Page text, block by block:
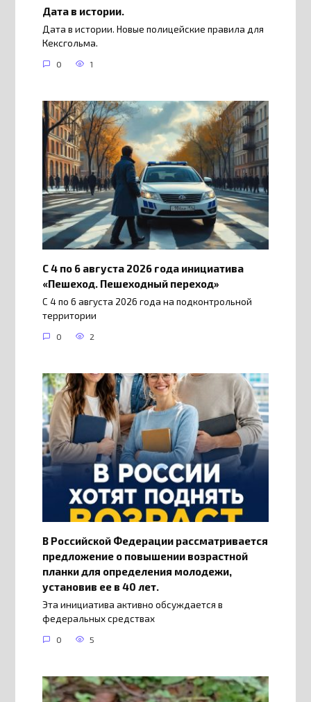
Дата в истории.
Дата в истории. Новые полицейские правила для
Кексгольма.
0 1
С 4 по 6 августа 2026 года инициатива
«Пешеход. Пешеходный переход»
С 4 по 6 августа 2026 года на подконтрольной
территории
0 2
В Российской Федерации рассматривается
предложение о повышении возрастной
планки для определения молодежи,
установив ее в 40 лет.
Эта инициатива активно обсуждается в
федеральных средствах
0 5